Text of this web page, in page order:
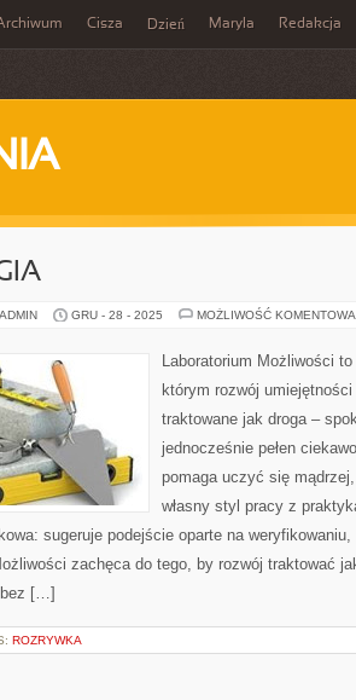
Cisza Dzień Maryla Redakcja
GRU - 28 - 2025 MOŻLIWOŚĆ
Laboratorium Możliwości
którym rozwój
traktowane jak droga –
jednocześnie pełen
pomaga uczyć się
własny styl pracy z
sugeruje podejście oparte na
zachęca do tego, by rozwój traktować
bez […]
ROZRYWKA